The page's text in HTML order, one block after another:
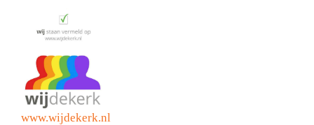
www.wijdekerk.nl